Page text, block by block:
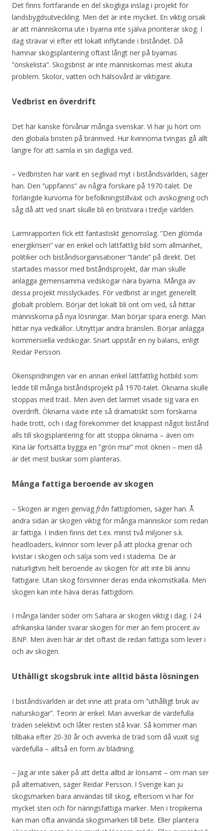
Det finns fortfarande en del skogliga inslag i projekt för
landsbygdsutveckling. Men det är inte mycket. En viktig orsak
är att människorna ute i byarna inte själva prioriterar skog. I
dag strävar vi efter ett lokalt inflytande i biståndet. Då
hamnar skogsplantering oftast långt ner på byarnas
”önskelista”. Skogsbrist är inte människornas mest akuta
problem. Skolor, vatten och hälsovård är viktigare.
Vedbrist en överdrift
Det här kanske förvånar många svenskar. Vi har ju hört om
den globala bristen på brännved. Hur kvinnorna tvingas gå allt
längre för att samla in sin dagliga ved.
– Vedbristen har varit en seglivad myt i biståndsvärlden, säger
han. Den ”uppfanns” av några forskare på 1970-talet. De
förlängde kurvorna för befolkningstillväxt och avskogning och
såg då att ved snart skulle bli en bristvara i tredje världen.
Larmrapporten fick ett fantastiskt genomslag. ”Den glömda
energikrisen” var en enkel och lättfattlig bild som allmänhet,
politiker och biståndsorganisationer ”tände” på direkt. Det
startades massor med biståndsprojekt, där man skulle
anlägga gemensamma vedskogar nära byarna. Många av
dessa projekt misslyckades. För vedbrist är inget generellt
globalt problem. Börjar det lokalt bli ont om ved, så hittar
människorna på nya lösningar. Man börjar spara energi. Man
hittar nya vedkällor. Utnyttjar andra bränslen. Börjar anlägga
kommersiella vedskogar. Snart uppstår en ny balans, enligt
Reidar Persson.
Ökenspridningen var en annan enkel lättfattlig hotbild som
ledde till många biståndsprojekt på 1970-talet. Öknarna skulle
stoppas med träd.. Men även det larmet visade sig vara en
överdrift. Öknarna växte inte så dramatiskt som forskarna
hade trott, och i dag förekommer det knappast något bistånd
alls till skogsplantering för att stoppa öknarna – även om
Kina lär fortsätta bygga en ”grön mur” mot öknen – men då
är det mest buskar som planteras.
Många fattiga beroende av skogen
– Skogen är ingen genväg från fattigdomen, säger han. Å
andra sidan är skogen viktig för många människor som redan
är fattiga. I Indien finns det t.ex. minst två miljoner s.k.
headloaders, kvinnor som lever på att plocka grenar och
kvistar i skogen och sälja som ved i städerna. De är
naturligtvis helt beroende av skogen för att inte bli ännu
fattigare. Utan skog försvinner deras enda inkomstkälla. Men
skogen kan inte häva deras fattigdom.
I många länder söder om Sahara är skogen viktig i dag. I 24
afrikanska länder svarar skogen för mer än fem procent av
BNP. Men även här är det oftast de redan fattiga som lever i
och av skogen.
Uthålligt skogsbruk inte alltid bästa lösningen
I biståndsvärlden är det inne att prata om ”uthålligt bruk av
naturskogar”. Teorin är enkel: Man avverkar de värdefulla
träden selektivt och låter resten stå kvar. Så kommer man
tillbaka efter 20-30 år och avverka de träd som då vuxit sig
värdefulla – alltså en form av blädning.
– Jag är inte säker på att detta alltid är lönsamt – om man ser
på alternativen, säger Reidar Persson. I Sverige kan ju
skogsmarken bara användas till skog, eftersom vi har för
mycket sten och för näringsfattiga marker. Men i tropikerna
kan man ofta använda skogsmarken till bete. Eller plantera